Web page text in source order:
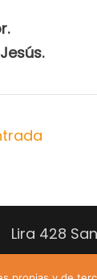
.
Lira 428